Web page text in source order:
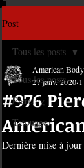
Post
Tous les posts
Piercing
Tatouage
Tous les posts
#976
American
27 janv. 2020
Dernière mise à jour